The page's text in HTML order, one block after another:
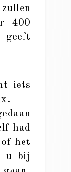
400
geeft
iets
had
het
u bij